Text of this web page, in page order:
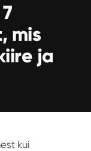
mis
ja
kui